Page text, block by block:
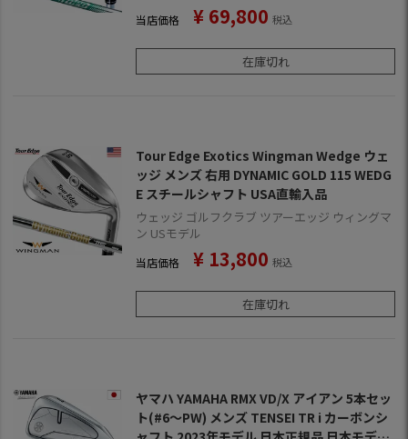
当店価格 ¥ 69,800 税込
在庫切れ
Tour Edge Exotics Wingman Wedge ウェ
ッジ メンズ 右用 DYNAMIC GOLD 115 WEDG
E スチールシャフト USA直輸入品
ウェッジ ゴルフクラブ ツアーエッジ ウィングマ
ン USモデル
当店価格 ¥ 13,800 税込
在庫切れ
ヤマハ YAMAHA RMX VD/X アイアン 5本セッ
ト(#6～PW) メンズ TENSEI TR i カーボンシ